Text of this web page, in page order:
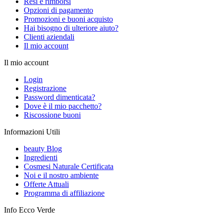
Opzioni di pagamento
Promozioni e buoni acquisto
Hai bisogno di ulteriore aiuto?
Clienti aziendali
Il mio account
Il mio account
Login
Registrazione
Password dimenticata?
Dove è il mio pacchetto?
Riscossione buoni
Informazioni Utili
beauty Blog
Ingredienti
Cosmesi Naturale Certificata
Noi e il nostro ambiente
Offerte Attuali
Programma di affiliazione
Info Ecco Verde